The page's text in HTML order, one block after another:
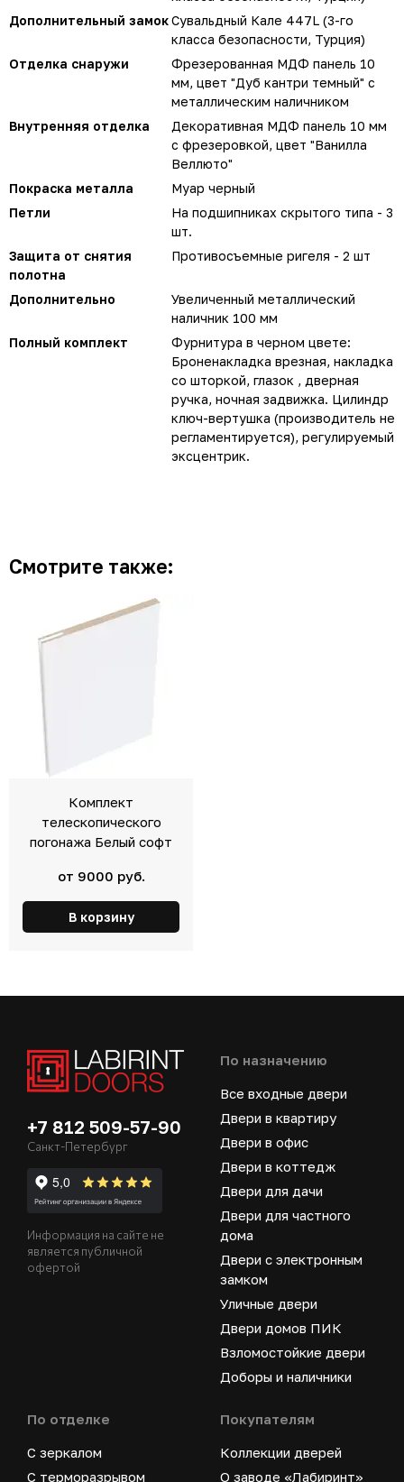
Дополнительный замокСувальдный Кале 447L (3-го
класса безопасности, Турция)
Отделка снаружи
Фрезерованная МДФ панель 10
мм, цвет "Дуб кантри темный" с
металлическим наличником
Внутренняя отделка
Декоративная МДФ панель 10 мм
с фрезеровкой, цвет "Ванилла
Веллюто"
Покраска металла
Муар черный
Петли
На подшипниках скрытого типа - 3
шт.
Защита от снятия
полотна
Противосъемные ригеля - 2 шт
Дополнительно
Увеличенный металлический
наличник 100 мм
Полный комплект
Фурнитура в черном цвете:
Броненакладка врезная, накладка
со шторкой, глазок , дверная
ручка, ночная задвижка. Цилиндр
ключ-вертушка (производитель не
регламентируется), регулируемый
эксцентрик.
Смотрите также:
Комплект
телескопического
погонажа Белый софт
от 9000 руб.
В корзину
+7 812 509-57-90
Санкт-Петербург
Информация на сайте не
является публичной
офертой
По назначению
Все входные двери
Двери в квартиру
Двери в офис
Двери в коттедж
Двери для дачи
Двери для частного
дома
Двери с электронным
замком
Уличные двери
Двери домов ПИК
Взломостойкие двери
Доборы и наличники
По отделке
С зеркалом
С терморазрывом
Покупателям
Коллекции дверей
О заводе «Лабиринт»